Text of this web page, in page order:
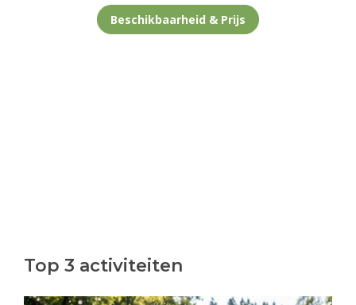
Beschikbaarheid & Prijs
Top 3 activiteiten